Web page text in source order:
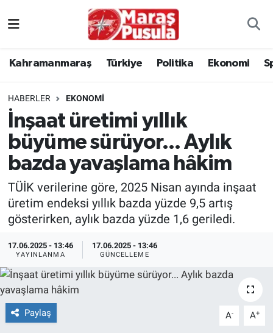
Kahramanmaraş Türkiye Politika Ekonomi
HABERLER EKONOMI
İnşaat üretimi yıllık
büyüme sürüyor... Aylık
bazda yavaşlama hâkim
TÜİK verilerine göre, 2025 Nisan ayında inşaat
üretim endeksi yıllık bazda yüzde 9,5 artış
gösterirken, aylık bazda yüzde 1,6 geriledi.
17.06.2025 - 13:46
YAYINLANMA
17.06.2025 - 13:46
GÜNCELLEME
Paylaş A- A+
Politika
Ekonomi
Spor
TEKNOLOJİ
Dünya
İstanbul Namaz Vakitleri
İstanbul Trafik Yoğunluk Haritası
Süper Lig Puan Durumu ve Fikstür
Tüm Manşetler